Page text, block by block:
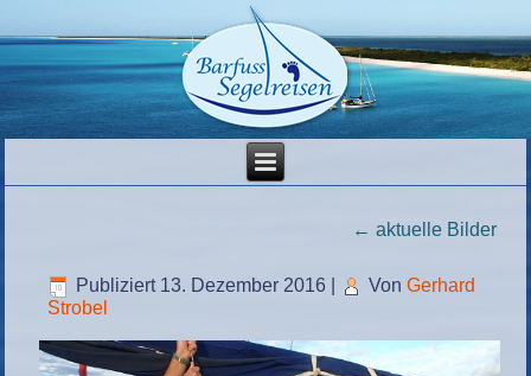
← aktuelle Bilder
Publiziert 13. Dezember 2016 Von Gerhard
Strobel